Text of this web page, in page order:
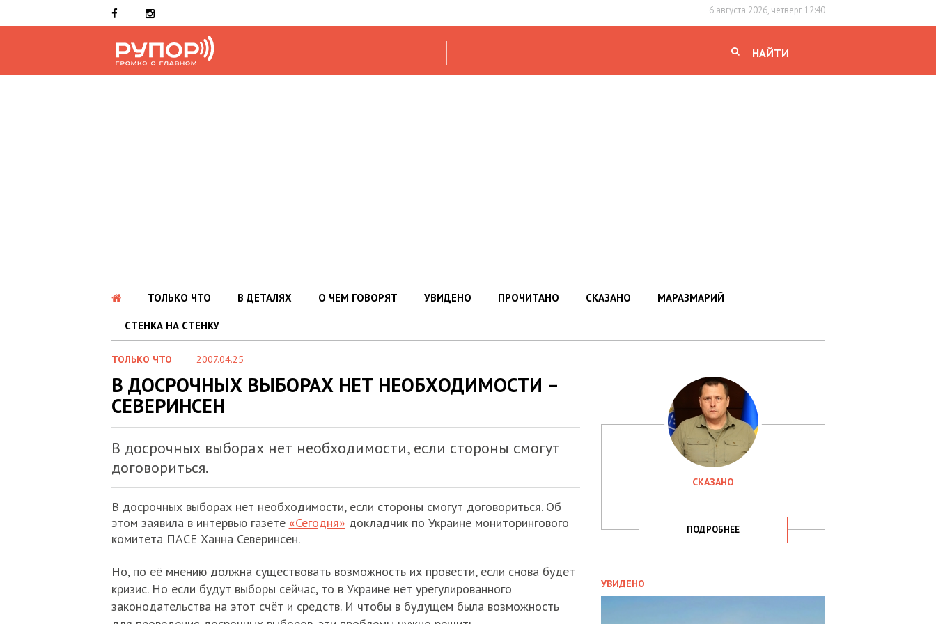
6 августа 2026, четверг 12:40
НАЙТИ
ТОЛЬКО ЧТО В ДЕТАЛЯХ О ЧЕМ ГОВОРЯТ УВИДЕНО ПРОЧИТАНО СКАЗАНО МАРАЗМАРИЙ
СТЕНКА НА СТЕНКУ
ТОЛЬКО ЧТО 2007.04.25
В ДОСРОЧНЫХ ВЫБОРАХ НЕТ НЕОБХОДИМОСТИ –
СЕВЕРИНСЕН
В досрочных выборах нет необходимости, если стороны смогут
договориться.
В досрочных выборах нет необходимости, если стороны смогут договориться. Об
этом заявила в интервью газете «Сегодня» докладчик по Украине мониторингового
комитета ПАСЕ Ханна Северинсен.
Но, по её мнению должна существовать возможность их провести, если снова будет
кризис. Но если будут выборы сейчас, то в Украине нет урегулированного
законодательства на этот счёт и средств. И чтобы в будущем была возможность
СКАЗАНО
ПОДРОБНЕЕ
УВИДЕНО
ЗАТРИМАЛА